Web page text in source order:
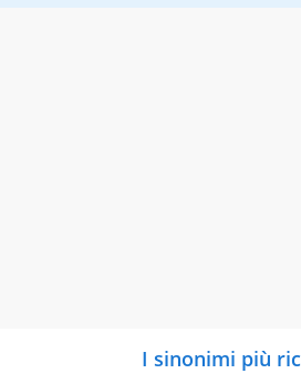
I sinonimi più